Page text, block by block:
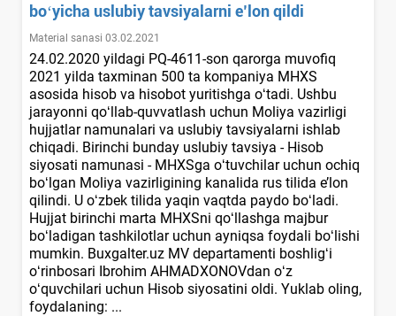
boʻyicha uslubiy tavsiyalarni e’lon qildi
Material sanasi 03.02.2021
24.02.2020 yildagi PQ-4611-son qarorga muvofiq
2021 yilda taхminan 500 ta kompaniya MHXS
asosida hisob va hisobot yuritishga oʻtadi. Ushbu
jarayonni qoʻllab-quvvatlash uchun Moliya vazirligi
hujjatlar namunalari va uslubiy tavsiyalarni ishlab
chiqadi. Birinchi bunday uslubiy tavsiya - Hisob
siyosati namunasi - MHXSga oʻtuvchilar uchun ochiq
boʻlgan Moliya vazirligining kanalida rus tilida e’lon
qilindi. U oʻzbek tilida yaqin vaqtda paydo boʻladi.
Hujjat birinchi marta MHXSni qoʻllashga majbur
boʻladigan tashkilotlar uchun ayniqsa foydali boʻlishi
mumkin. Buxgalter.uz MV departamenti boshligʻi
oʻrinbosari Ibrohim AHMADXONOVdan oʻz
oʻquvchilari uchun Hisob siyosatini oldi. Yuklab oling,
foydalaning: ...